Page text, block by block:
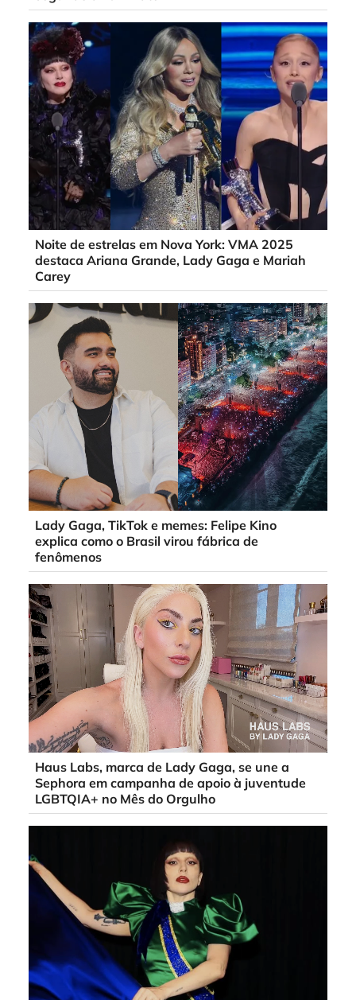
Noite de estrelas em Nova York: VMA 2025
destaca Ariana Grande, Lady Gaga e Mariah
Carey
Lady Gaga, TikTok e memes: Felipe Kino
explica como o Brasil virou fábrica de
fenômenos
Haus Labs, marca de Lady Gaga, se une a
Sephora em campanha de apoio à juventude
LGBTQIA+ no Mês do Orgulho